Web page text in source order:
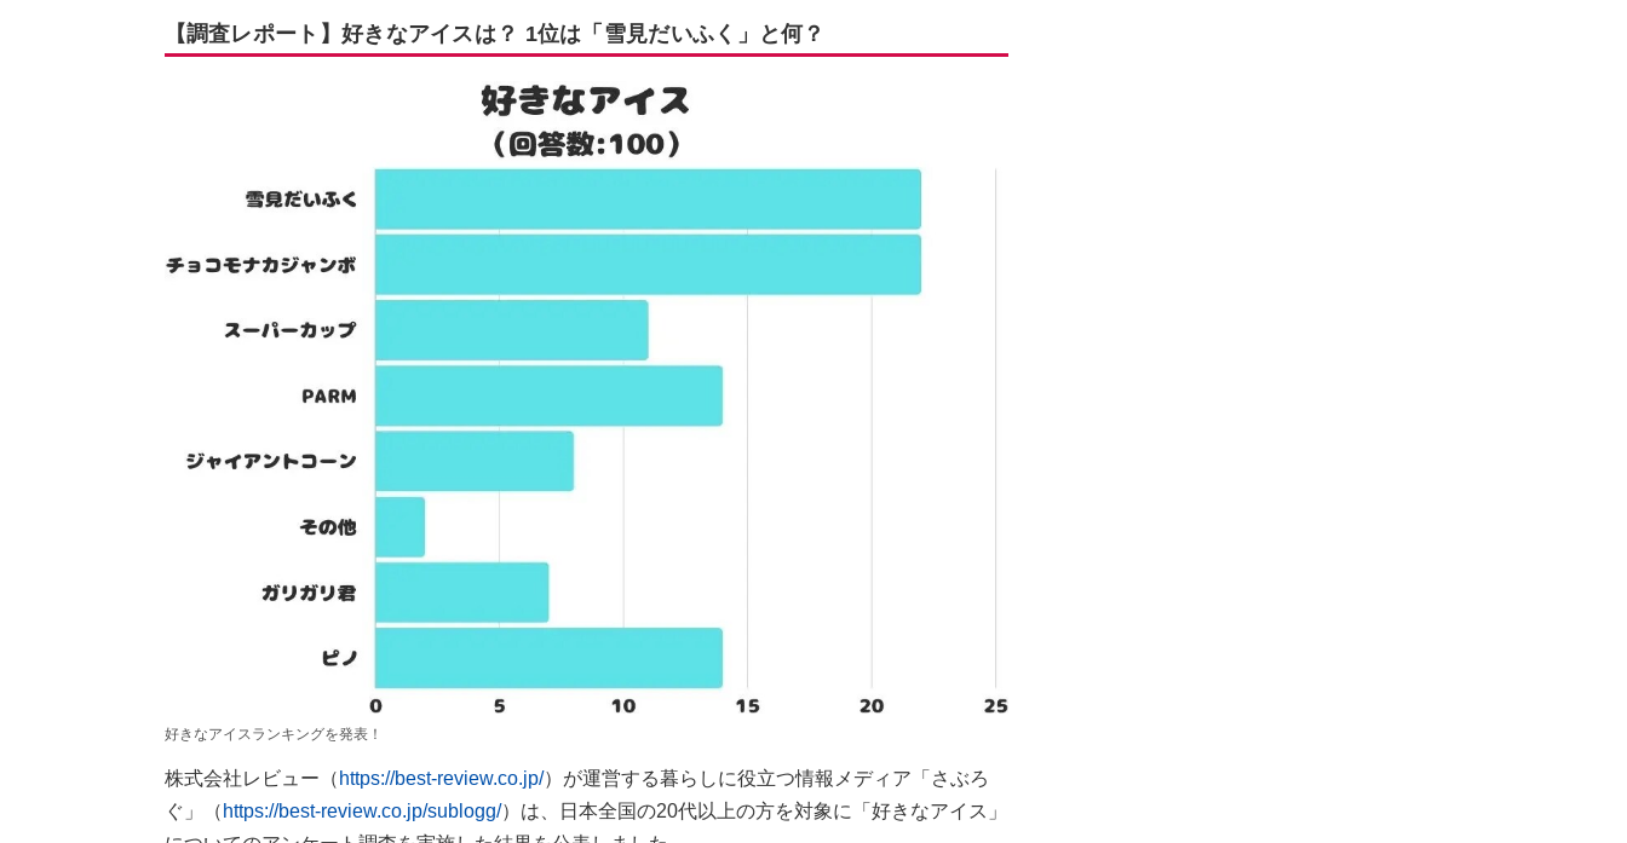
【調査レポート】好きなアイスは？ 1位は「雪見だいふく」と何？
好きなアイスランキングを発表！
株式会社レビュー（ https://best-review.co.jp/）が運営する暮らしに役立つ情報メディア「さぶろ
ぐ」（ https://best-review.co.jp/sublogg/）は、日本全国の20代以上の方を対象に「好きなアイス」